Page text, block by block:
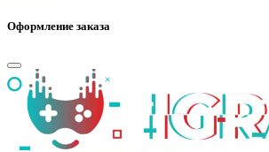
Оформление заказа